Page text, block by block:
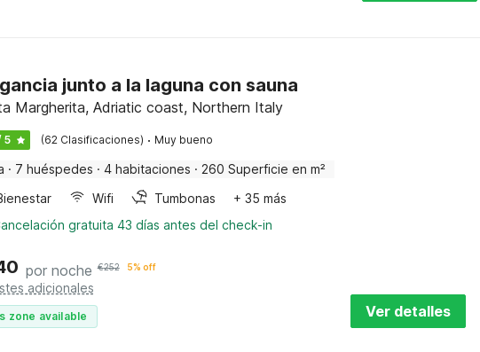
junto a la laguna con sauna
Margherita, Adriatic coast, Northern Italy
5 (62 Clasificaciones) · Muy bueno
· 7 huéspedes · 4 habitaciones · 260 Superficie en m²
Wifi Tumbonas
+ 35 más
gratuita 43 días antes del check-in
por noche €252 5% off
adicionales
zone available Ver detalles